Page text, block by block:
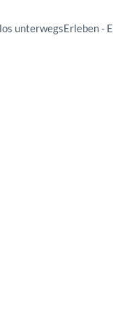
unterwegsErleben -